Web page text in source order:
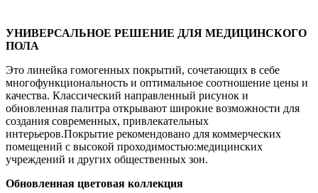
УНИВЕРСАЛЬНОЕ РЕШЕНИЕ ДЛЯ МЕДИЦИНСКОГО
ПОЛА
Это линейка гомогенных покрытий, сочетающих в себе
многофункциональность и оптимальное соотношение цены и
качества. Классический направленный рисунок и
обновленная палитра открывают широкие возможности для
создания современных, привлекательных
интерьеров.Покрытие рекомендовано для коммерческих
помещений с высокой проходимостью:медицинских
учреждений и других общественных зон.
Обновленная цветовая коллекция